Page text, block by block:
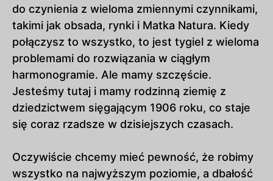
do czynienia z wieloma zmiennymi czynnikami,
takimi jak obsada, rynki i Matka Natura. Kiedy
połączysz to wszystko, to jest tygiel z wieloma
problemami do rozwiązania w ciągłym
harmonogramie. Ale mamy szczęście.
Jesteśmy tutaj i mamy rodzinną ziemię z
dziedzictwem sięgającym 1906 roku, co staje
się coraz rzadsze w dzisiejszych czasach.
Oczywiście chcemy mieć pewność, że robimy
wszystko na najwyższym poziomie, a dbałość